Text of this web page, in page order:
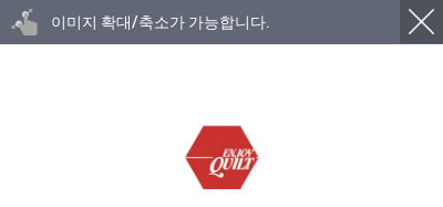
이미지 확대/축소가 가능합니다.